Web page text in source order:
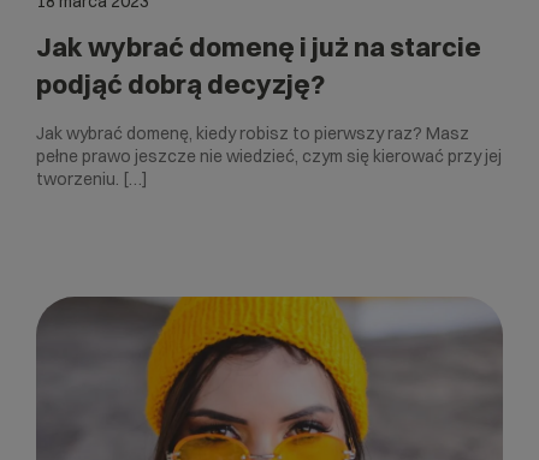
Jak wybrać domenę i już na starcie
podjąć dobrą decyzję?
Jak wybrać domenę, kiedy robisz to pierwszy raz? Masz
pełne prawo jeszcze nie wiedzieć, czym się kierować przy jej
tworzeniu. […]